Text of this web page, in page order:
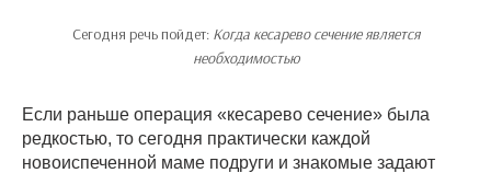
Сегодня речь пойдет: Когда кесарево сечение является
необходимостью
Если раньше операция «кесарево сечение» была
редкостью, то сегодня практически каждой
новоиспеченной маме подруги и знакомые задают